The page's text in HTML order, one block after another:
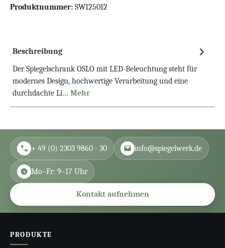
Produktnummer: SW125012
Beschreibung
Der Spiegelschrank OSLO mit LED-Beleuchtung steht für
modernes Design, hochwertige Verarbeitung und eine
durchdachte Li… Mehr
+ 49 (0) 2303 9860 - 30 info@spiegelwerk.de
Mo–Fr: 9–17 Uhr
Kontakt aufnehmen
PRODUKTE